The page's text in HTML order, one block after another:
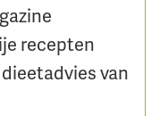
recepten
van